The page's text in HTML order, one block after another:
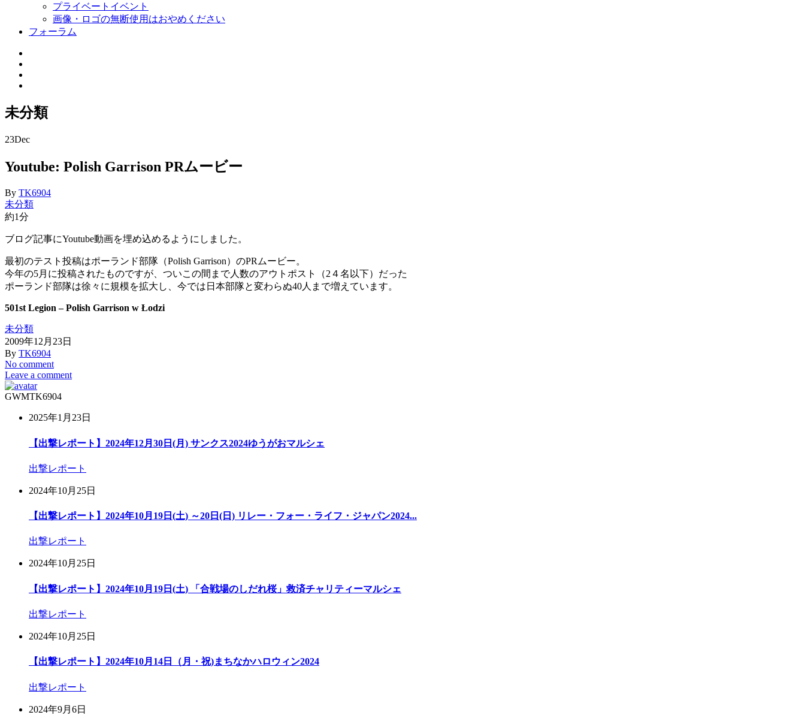
プライベートイベント
画像・ロゴの無断使用はおやめください
フォーラム
未分類
23Dec
Youtube: Polish Garrison PRムービー
By TK6904
未分類
約1分
ブログ記事にYoutube動画を埋め込めるようにしました。
最初のテスト投稿はポーランド部隊（Polish Garrison）のPRムービー。
今年の5月に投稿されたものですが、ついこの間まで人数のアウトポスト（2４名以下）だった
ポーランド部隊は徐々に規模を拡大し、今では日本部隊と変わらぬ40人まで増えています。
501st Legion – Polish Garrison w Łodzi
未分類
2009年12月23日
By TK6904
No comment
Leave a comment
GWMTK6904
2025年1月23日
【出撃レポート】2024年12月30日(月) サンクス2024ゆうがおマルシェ
出撃レポート
2024年10月25日
【出撃レポート】2024年10月19日(土) ～20日(日) リレー・フォー・ライフ・ジャパン2024...
出撃レポート
2024年10月25日
【出撃レポート】2024年10月19日(土) 「合戦場のしだれ桜」救済チャリティーマルシェ
出撃レポート
2024年10月25日
【出撃レポート】2024年10月14日（月・祝)まちなかハロウィン2024
出撃レポート
2024年9月6日